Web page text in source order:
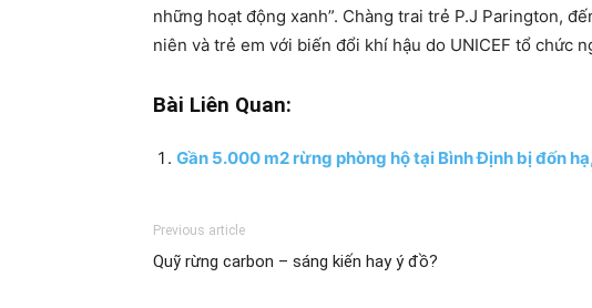
những hoạt động xanh”. Chàng trai trẻ P.J Parington,
niên và trẻ em với biến đổi khí hậu do UNICEF tổ chức
Bài Liên Quan:
Gần 5.000 m2 rừng phòng hộ tại Bình Định bị đốn
Previous article
Quỹ rừng carbon – sáng kiến hay ý đồ?